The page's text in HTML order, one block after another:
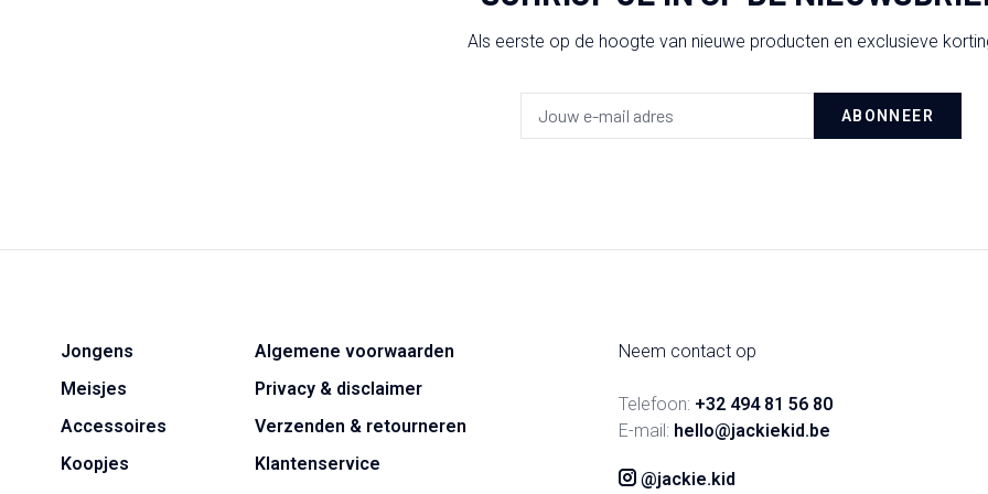
Als eerste op de hoogte van nieuwe producten en exclusieve
ABONNEER
Jongens
Meisjes
Accessoires
Koopjes
Algemene voorwaarden
Privacy & disclaimer
Verzenden & retourneren
Klantenservice
Neem contact op
Telefoon: +32 494 81 56 80
E-mail: hello@jackiekid.be
@jackie.kid